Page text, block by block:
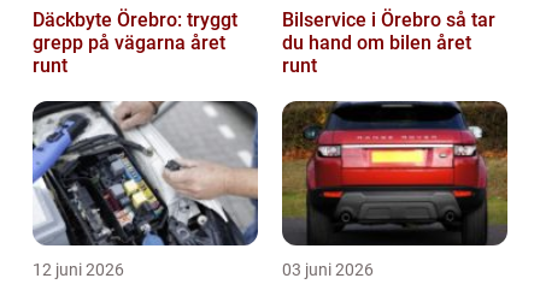
Däckbyte Örebro: tryggt
grepp på vägarna året
runt
Bilservice i Örebro så tar
du hand om bilen året
runt
12 juni 2026 03 juni 2026